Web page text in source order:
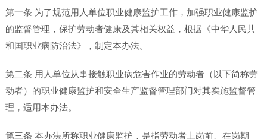
第一条 为了规范用人单位职业健康监护工作，加强职业健康监护
的监督管理，保护劳动者健康及其相关权益，根据《中华人民共
和国职业病防治法》，制定本办法。
第二条 用人单位从事接触职业病危害作业的劳动者（以下简称劳
动者）的职业健康监护和安全生产监督管理部门对其实施监督管
理，适用本办法。
第三条 本办法所称职业健康监护，是指劳动者上岗前、在岗期